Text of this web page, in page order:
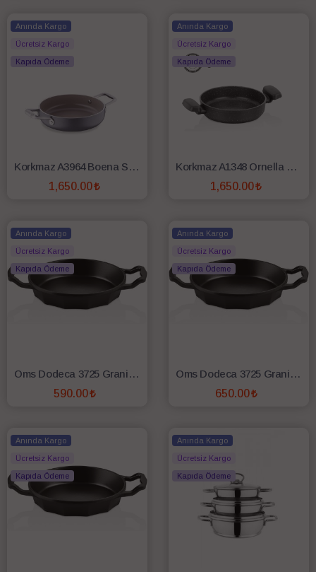
Anında Kargo
Ücretsiz Kargo
Kapıda Ödeme
Korkmaz A3964 Boena Seramik Sahan 20 cm
1,650.00
Anında Kargo
Ücretsiz Kargo
Kapıda Ödeme
Korkmaz A1348 Ornella 20 Cm Omlet Sahan
1,650.00
Anında Kargo
Ücretsiz Kargo
Kapıda Ödeme
Oms Dodeca 3725 Granit Döküm 18 Cm Sahan - Antrasit
590.00
Anında Kargo
Ücretsiz Kargo
Kapıda Ödeme
Oms Dodeca 3725 Granit Döküm 20 Cm Sahan - Antrasit
650.00
Anında Kargo
Ücretsiz Kargo
Kapıda Ödeme
Anında Kargo
Ücretsiz Kargo
Kapıda Ödeme